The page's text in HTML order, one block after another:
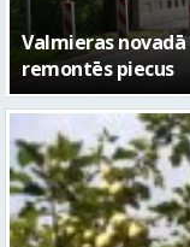
No pagaidu
– kā attīstīsies